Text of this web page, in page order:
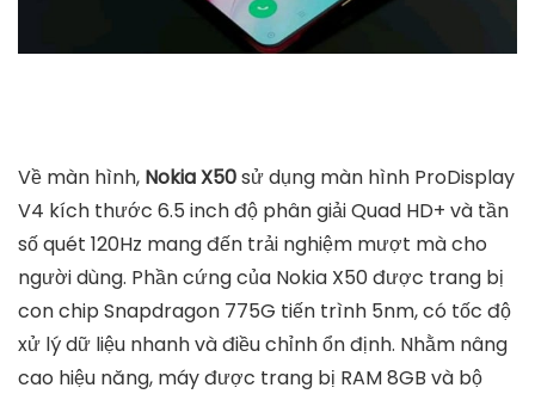
Về màn hình, Nokia X50sử dụng màn hình ProDisplay
V4 kích thước 6.5 inch độ phân giải Quad HD+ và tần
số quét 120Hz mang đến trải nghiệm mượt mà cho
người dùng. Phần cứng của Nokia X50 được trang bị
con chip Snapdragon 775G tiến trình 5nm, có tốc độ
xử lý dữ liệu nhanh và điều chỉnh ổn định. Nhằm nâng
cao hiệu năng, máy được trang bị RAM 8GB và bộ